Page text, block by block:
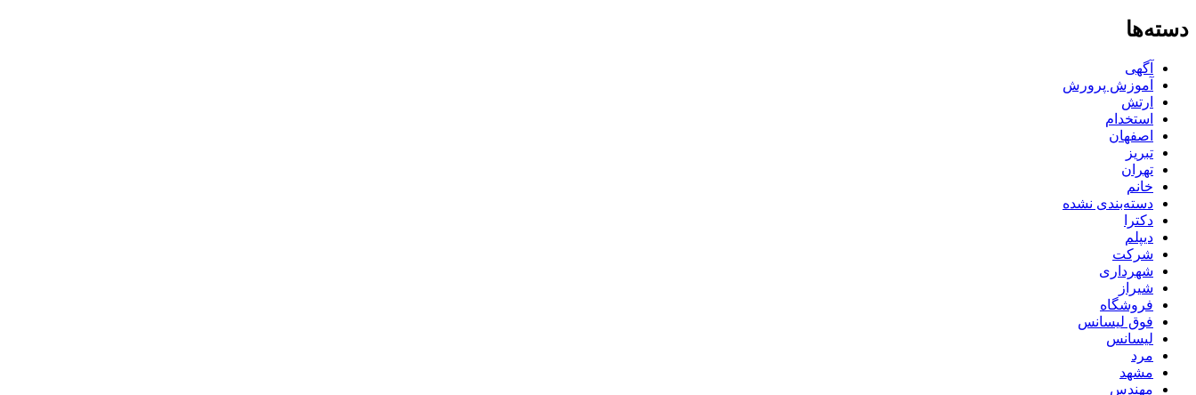
دسته‌ها
آگهی
آموزش پرورش
ارتش
استخدام
اصفهان
تبریز
تهران
خانم
دسته‌بندی نشده
دکترا
دیپلم
شرکت
شهرداری
شیراز
فروشگاه
فوق لیسانس
لیسانس
مرد
مشهد
مهندس